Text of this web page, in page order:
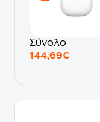
Σύνολο
144,69€